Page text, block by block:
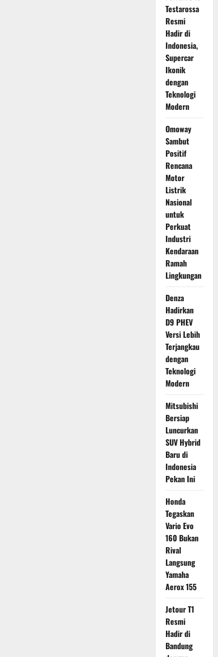
Testarossa
Resmi
Hadir di
Indonesia,
Supercar
Ikonik
dengan
Teknologi
Modern
Omoway
Sambut
Positif
Rencana
Motor
Listrik
Nasional
untuk
Perkuat
Industri
Kendaraan
Ramah
Lingkungan
Denza
Hadirkan
D9 PHEV
Versi Lebih
Terjangkau
dengan
Teknologi
Modern
Mitsubishi
Bersiap
Luncurkan
SUV Hybrid
Baru di
Indonesia
Pekan Ini
Honda
Tegaskan
Vario Evo
160 Bukan
Rival
Langsung
Yamaha
Aerox 155
Jetour T1
Resmi
Hadir di
Bandung